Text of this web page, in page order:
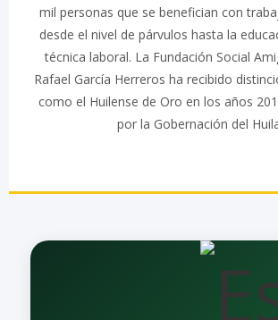
mil personas que se benefician con
desde el nivel de párvulos hasta la
técnica laboral. La Fundación Social
Rafael García Herreros ha recibido
como el Huilense de Oro en los años
por la Gobernación del